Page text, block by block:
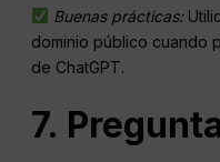
Buenas prácticas:
dominio público cuando
de ChatGPT.
7.